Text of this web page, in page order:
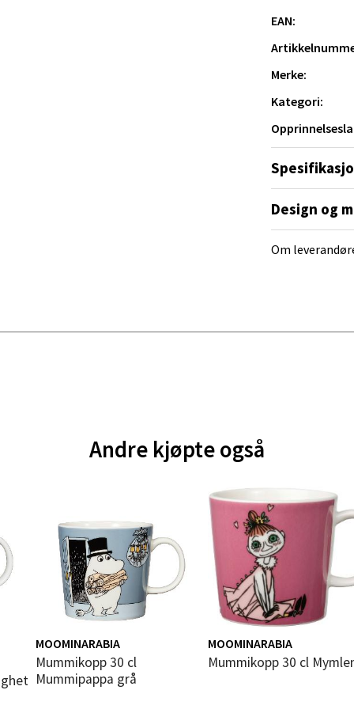
EAN:
Merke:
Kategori:
Design og
Om
Andre kjøpte også
MOOMINARABIA
Mummikopp 30 cl
Mummipappa grå
MOOMINARABIA
Mummikopp 30 cl
25, 6010 Ålesund
- Moldetorget
- Thon Senter Malmporten
1, 8514 Narvik
dag 10-20